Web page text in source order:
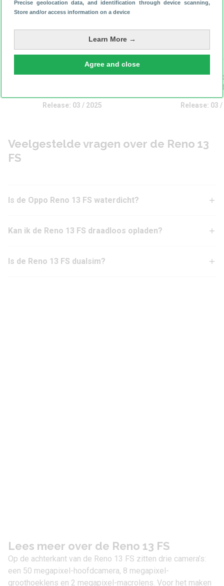
Precise geolocation data, and identification through device scanning,
Store and/or access information on a device
Learn More →
Agree and close
Snelladen, 45 watt
Android 15 t/m Android
Beveiligingsupdates tot
Release: 03 / 2025
50 watt
Android 15 t/m
2031
Release: 03
Veelgestelde vragen over de Reno 13
FS
Is de Oppo Reno 13 FS waterdicht?
Kan ik de Reno 13 FS draadloos opladen?
Is de Reno 13 FS dualsim?
Lees meer over de Reno 13 FS
Op de achterkant van de Reno 13 FS zitten drie camera’s:
een 50 megapixel-hoofdcamera, 8 megapixel-
groothoeklens en 2 megapixel-macrolens. Voor het maken